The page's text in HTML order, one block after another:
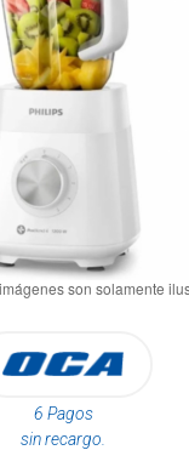
6 Pagos
sin recargo.